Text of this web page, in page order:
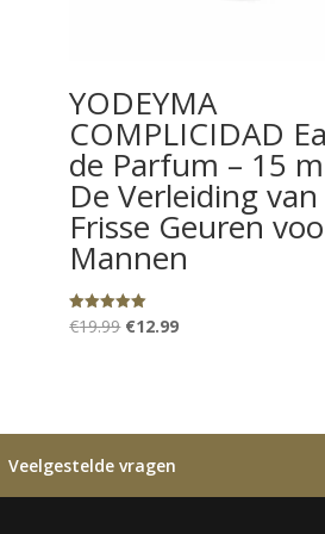
YODEYMA
COMPLICIDAD
de Parfum – 15
De Verleiding van
Frisse Geuren
Mannen
Gewaardeerd
5.00
€19.99 Oorspronkelijke
€12.99Huidige
Veelgestelde vragen